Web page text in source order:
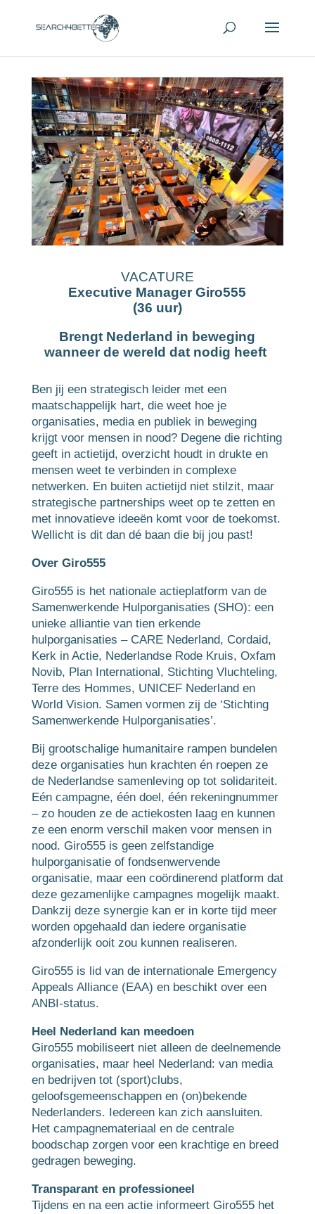
VACATURE
Executive Manager Giro555
(36 uur)
Brengt Nederland in beweging
wanneer de wereld dat nodig heeft
Ben jij een strategisch leider met een
maatschappelijk hart, die weet hoe je
organisaties, media en publiek in beweging
krijgt voor mensen in nood? Degene die richting
geeft in actietijd, overzicht houdt in drukte en
mensen weet te verbinden in complexe
netwerken. En buiten actietijd niet stilzit, maar
strategische partnerships weet op te zetten en
met innovatieve ideeën komt voor de toekomst.
Wellicht is dit dan dé baan die bij jou past!
Over Giro555
Giro555 is het nationale actieplatform van de
Samenwerkende Hulporganisaties (SHO): een
unieke alliantie van tien erkende
hulporganisaties – CARE Nederland, Cordaid,
Kerk in Actie, Nederlandse Rode Kruis, Oxfam
Novib, Plan International, Stichting Vluchteling,
Terre des Hommes, UNICEF Nederland en
World Vision. Samen vormen zij de ‘Stichting
Samenwerkende Hulporganisaties’.
Bij grootschalige humanitaire rampen bundelen
deze organisaties hun krachten én roepen ze
de Nederlandse samenleving op tot solidariteit.
Eén campagne, één doel, één rekeningnummer
– zo houden ze de actiekosten laag en kunnen
ze een enorm verschil maken voor mensen in
nood. Giro555 is geen zelfstandige
hulporganisatie of fondsenwervende
organisatie, maar een coördinerend platform dat
deze gezamenlijke campagnes mogelijk maakt.
Dankzij deze synergie kan er in korte tijd meer
worden opgehaald dan iedere organisatie
afzonderlijk ooit zou kunnen realiseren.
Giro555 is lid van de internationale Emergency
Appeals Alliance (EAA) en beschikt over een
ANBI-status.
Heel Nederland kan meedoen
Giro555 mobiliseert niet alleen de deelnemende
organisaties, maar heel Nederland: van media
en bedrijven tot (sport)clubs,
geloofsgemeenschappen en (on)bekende
Nederlanders. Iedereen kan zich aansluiten.
Het campagnemateriaal en de centrale
boodschap zorgen voor een krachtige en breed
gedragen beweging.
Transparant en professioneel
Tijdens en na een actie informeert Giro555 het